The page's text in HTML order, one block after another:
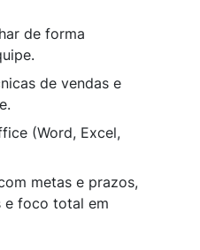
de forma
de vendas e
(Word, Excel,
metas e prazos,
e foco total em